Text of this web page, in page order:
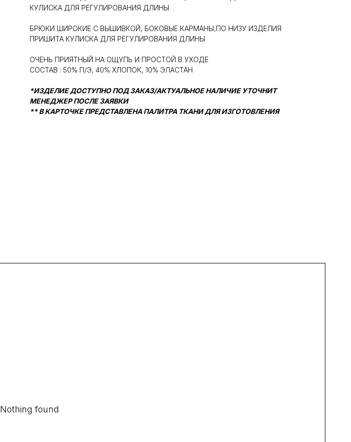
КУЛИСКА ДЛЯ РЕГУЛИРОВАНИЯ ДЛИНЫ
БРЮКИ ШИРОКИЕ С ВЫШИВКОЙ, БОКОВЫЕ КАРМАНЫ,ПО НИЗУ ИЗДЕЛИЯ
ПРИШИТА КУЛИСКА ДЛЯ РЕГУЛИРОВАНИЯ ДЛИНЫ
ОЧЕНЬ ПРИЯТНЫЙ НА ОЩУПЬ И ПРОСТОЙ В УХОДЕ
СОСТАВ : 50% П/Э, 40% ХЛОПОК, 10% ЭЛАСТАН
*ИЗДЕЛИЕ ДОСТУПНО ПОД ЗАКАЗ/АКТУАЛЬНОЕ НАЛИЧИЕ УТОЧНИТ
МЕНЕДЖЕР ПОСЛЕ ЗАЯВКИ
** В КАРТОЧКЕ ПРЕДСТАВЛЕНА ПАЛИТРА ТКАНИ ДЛЯ ИЗГОТОВЛЕНИЯ
Nothing found